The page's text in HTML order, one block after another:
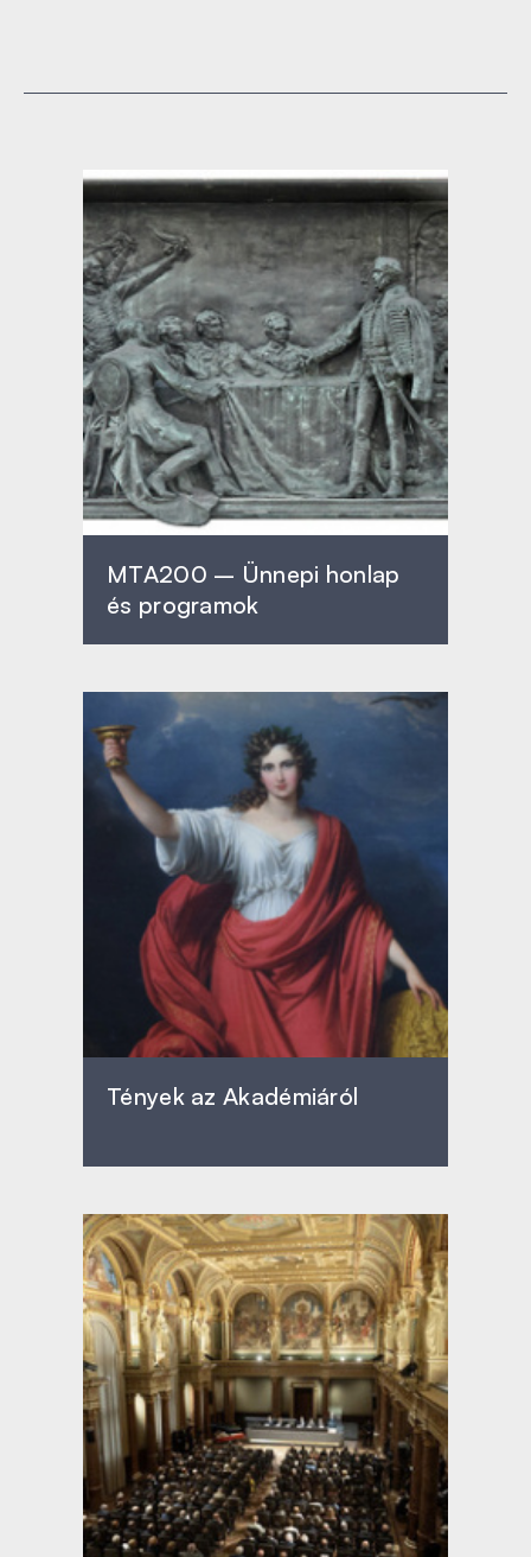
MTA200 – Ünnepi honlap
és programok
Tények az Akadémiáról